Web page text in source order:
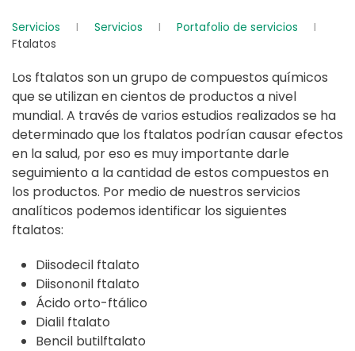
Servicios Servicios
Portafolio de servicios
Ftalatos
Los ftalatos son un grupo de compuestos químicos
que se utilizan en cientos de productos a nivel
mundial. A través de varios estudios realizados se ha
determinado que los ftalatos podrían causar efectos
en la salud, por eso es muy importante darle
seguimiento a la cantidad de estos compuestos en
los productos. Por medio de nuestros servicios
analíticos podemos identificar los siguientes
ftalatos:
Diisodecil ftalato
Diisononil ftalato
Ácido orto-ftálico
Dialil ftalato
Bencil butilftalato